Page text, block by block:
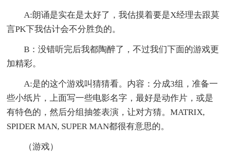
A:朗诵是实在是太好了，我估摸着要是X经理去跟莫
言PK下我估计会不分胜负的。
B：没错听完后我都陶醉了，不过我们下面的游戏更
加精彩。
A:是的这个游戏叫猜猜看。内容：分成3组，准备一
些小纸片，上面写一些电影名字，最好是动作片，或是
有特色的，然后分组抽签表演，让对方猜。MATRIX,
SPIDER MAN, SUPER MAN都很有意思的。
（游戏）